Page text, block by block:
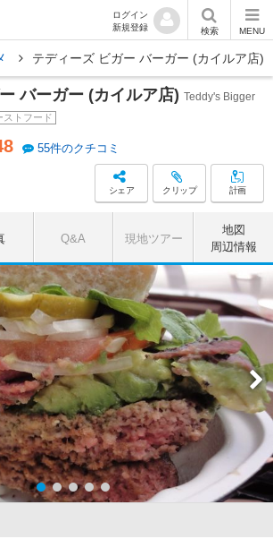
ログイン
新規登録
検索 MENU
テディーズ ビガー バーガー (カイルア店)
バーガー (カイルア店) Teddy's Bigger
ストフード
55件のクチコミ
シェア クリップ 計画
Q&A 現地ツアー
地図
周辺情報